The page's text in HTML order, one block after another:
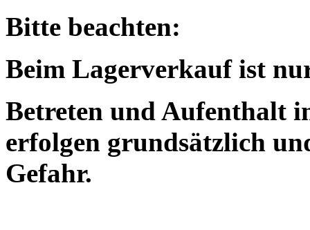
Bitte beachten:
Beim Lagerverkauf ist
Betreten und Aufenthalt
erfolgen grundsätzlich
Gefahr.